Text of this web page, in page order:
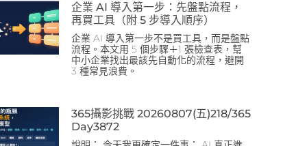
企業 AI 導入第一步：先盤點流程，
再買工具（附 5 步導入順序）
企業 AI 導入第一步不是買工具，而是盤點
流程。本文用 5 個步驟＋1 張檢查表，幫
中小企業找出最該先自動化的流程，避開
3 種常見浪費。
365攝影挑戰 20260807(五)218/365
Day3872